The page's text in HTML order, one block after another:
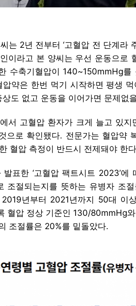
는 2년 전부터 ‘고혈압 전 단계라
이라고 본 양씨는 우선 운동으로
수축기혈압이 140~150mmHg
압약은 한번 먹기 시작하면 평생
상도 없고 운동을 이어가면 문제없
서 고혈압 환자가 크게 늘고 있
으로 확인됐다. 전문가는 혈압약
혈압 측정이 반드시 전제돼야 한
발표한 ‘고혈압 팩트시트 2023’
조절되는지를 뜻하는 유병자 조
년부터 2021년까지 50대 이
혈압 정상 기준인 130/80mmHg
조절률은 20%를 밑돌았다.